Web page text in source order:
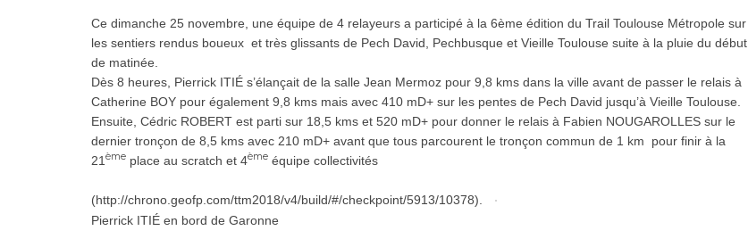
Ce dimanche 25 novembre, une équipe de 4 relayeurs a participé à la 6ème édition du Trail Toulouse Métropole sur
les sentiers rendus boueux et très glissants de Pech David, Pechbusque et Vieille Toulouse suite à la pluie du début
de matinée.
Dès 8 heures, Pierrick ITIÉ s’élançait de la salle Jean Mermoz pour 9,8 kms dans la ville avant de passer le relais à
Catherine BOY pour également 9,8 kms mais avec 410 mD+ sur les pentes de Pech David jusqu’à Vieille Toulouse.
Ensuite, Cédric ROBERT est parti sur 18,5 kms et 520 mD+ pour donner le relais à Fabien NOUGAROLLES sur le
dernier tronçon de 8,5 kms avec 210 mD+ avant que tous parcourent le tronçon commun de 1 km pour finir à la
21 ème place au scratch et 4ème équipe collectivités
(http://chrono.geofp.com/ttm2018/v4/build/#/checkpoint/5913/10378).
Pierrick ITIÉ en bord de Garonne